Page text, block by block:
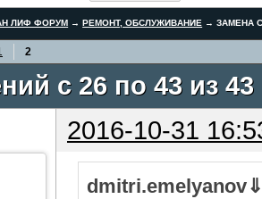
ЛИФ ФОРУМ → РЕМОНТ, ОБСЛУЖИВАНИЕ →ЗАМЕНА
2
с 26 по 43 из 43
2016-10-31